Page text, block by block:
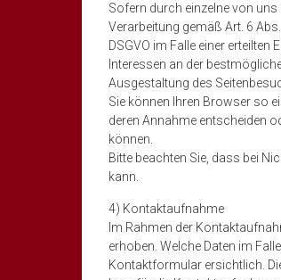
Sofern durch einzelne von
Verarbeitung gemäß Art. 6
DSGVO im Falle einer erteilten
Interessen an der
Ausgestaltung des
Sie können Ihren Browser so
deren Annahme entscheiden
können.
Bitte beachten Sie, dass bei
kann.
4) Kontaktaufnahme
Im Rahmen der
erhoben. Welche Daten im
Kontaktformular ersichtlich.